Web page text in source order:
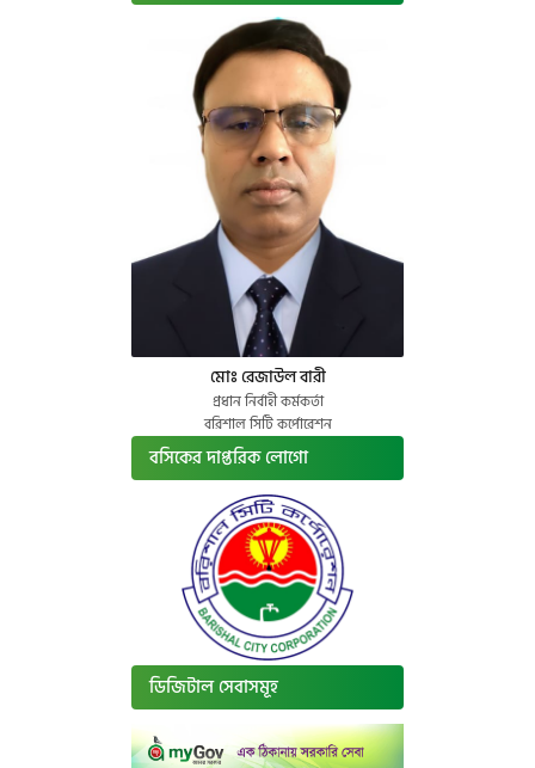
মোঃ রেজাউল বারী
প্রধান নির্বাহী কর্মকর্তা
বরিশাল সিটি কর্পোরেশন
বসিকের দাপ্তরিক লোগো
ডিজিটাল সেবাসমূহ